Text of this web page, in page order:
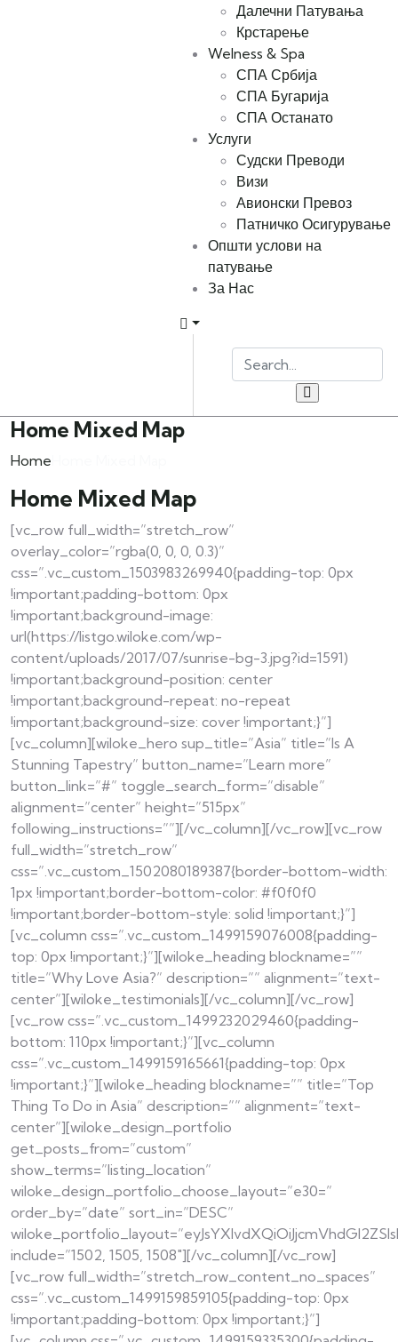
Далечни Патувања
Крстарење
Welness & Spa
СПА Србија
СПА Бугарија
СПА Останато
Услуги
Судски Преводи
Визи
Авионски Превоз
Патничко Осигурување
Општи услови на
патување
За Нас
Home Mixed Map
Home
Home Mixed Map
[vc_row full_width=”stretch_row”
overlay_color=”rgba(0, 0, 0, 0.3)”
css=”.vc_custom_1503983269940{padding-top: 0px
!important;padding-bottom: 0px
!important;background-image:
url(https://listgo.wiloke.com/wp-
content/uploads/2017/07/sunrise-bg-3.jpg?id=1591)
!important;background-position: center
!important;background-repeat: no-repeat
!important;background-size: cover !important;}”]
[vc_column][wiloke_hero sup_title=”Asia” title=”Is A
Stunning Tapestry” button_name=”Learn more”
button_link=”#” toggle_search_form=”disable”
alignment=”center” height=”515px”
following_instructions=””][/vc_column][/vc_row][vc_row
full_width=”stretch_row”
css=”.vc_custom_1502080189387{border-bottom-width:
1px !important;border-bottom-color: #f0f0f0
!important;border-bottom-style: solid !important;}”]
[vc_column css=”.vc_custom_1499159076008{padding-
top: 0px !important;}”][wiloke_heading blockname=””
title=”Why Love Asia?” description=”” alignment=”text-
center”][wiloke_testimonials][/vc_column][/vc_row]
[vc_row css=”.vc_custom_1499232029460{padding-
bottom: 110px !important;}”][vc_column
css=”.vc_custom_1499159165661{padding-top: 0px
!important;}”][wiloke_heading blockname=”” title=”Top
Thing To Do in Asia” description=”” alignment=”text-
center”][wiloke_design_portfolio
get_posts_from=”custom”
show_terms=”listing_location”
wiloke_design_portfolio_choose_layout=”e30=”
order_by=”date” sort_in=”DESC”
include=”1502, 1505, 1508″][/vc_column][/vc_row]
[vc_row full_width=”stretch_row_content_no_spaces”
css=”.vc_custom_1499159859105{padding-top: 0px
!important;padding-bottom: 0px !important;}”]